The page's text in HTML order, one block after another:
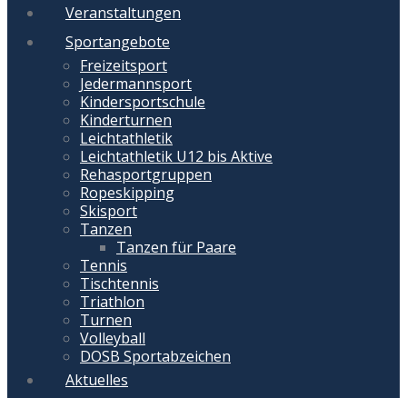
Veranstaltungen
Sportangebote
Freizeitsport
Jedermannsport
Kindersportschule
Kinderturnen
Leichtathletik
Leichtathletik U12 bis Aktive
Rehasportgruppen
Ropeskipping
Skisport
Tanzen
Tanzen für Paare
Tennis
Tischtennis
Triathlon
Turnen
Volleyball
DOSB Sportabzeichen
Aktuelles